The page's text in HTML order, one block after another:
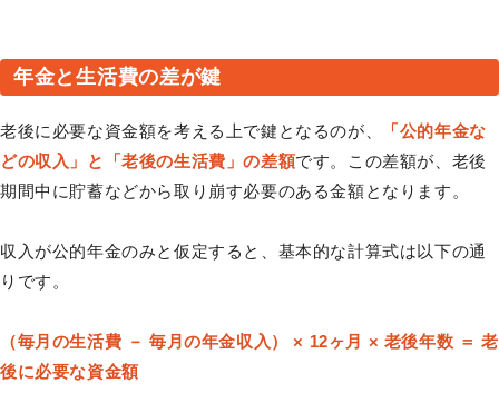
年金と生活費の差が鍵
老後に必要な資金額を考える上で鍵となるのが、
「公的年金な
どの収入」と「老後の生活費」の差額です。この差額が、老後
期間中に貯蓄などから取り崩す必要のある金額となります。
収入が公的年金のみと仮定すると、基本的な計算式は以下の通
りです。
（毎月の生活費 － 毎月の年金収入） × 12ヶ月 × 老後年数 ＝ 老
後に必要な資金額